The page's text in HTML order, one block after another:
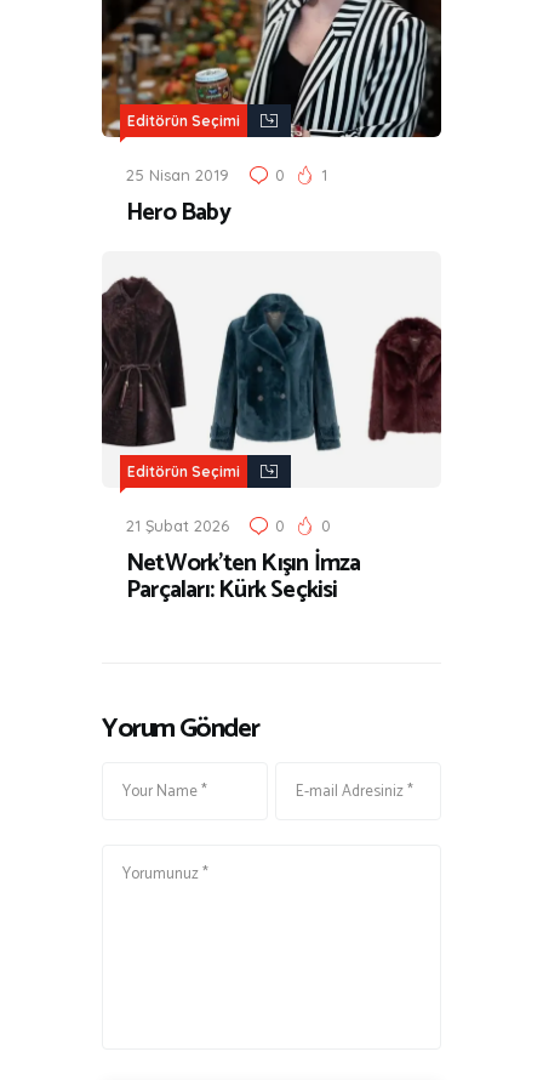
Editörün Seçimi
25 Nisan 2019 0 1
Hero Baby
Editörün Seçimi
21 Şubat 2026 0 0
NetWork’ten Kışın İmza
Parçaları: Kürk Seçkisi
Yorum Gönder